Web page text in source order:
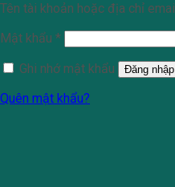
Tên tài khoản hoặc địa chỉ email
Mật khẩu *
Ghi nhớ mật khẩu
Đăng nhập
Quên mật khẩu?